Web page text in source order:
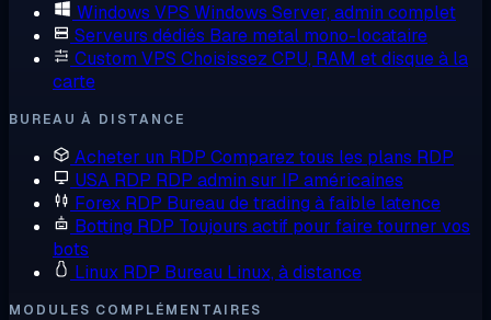
Windows VPS Windows Server, admin complet
Serveurs dédiés Bare metal mono-locataire
Custom VPS Choisissez CPU, RAM et disque à la
carte
BUREAU À DISTANCE
Acheter un RDP Comparez tous les plans RDP
USA RDP RDP admin sur IP américaines
Forex RDP Bureau de trading à faible latence
Botting RDP Toujours actif pour faire tourner vos
bots
Linux RDP Bureau Linux, à distance
MODULES COMPLÉMENTAIRES